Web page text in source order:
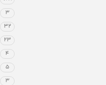
3
32
23
4
5
3